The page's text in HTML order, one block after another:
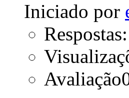
Iniciado por